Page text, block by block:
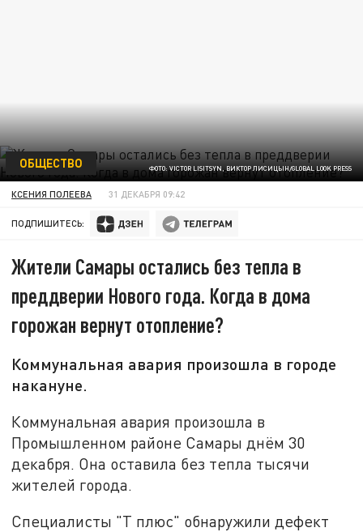
ФОТО: VICTOR LISITSYN, ВИКТОР ЛИСИЦЫН/GLOBAL LOOK PRESS
ОБЩЕСТВО
КСЕНИЯ ПОЛЕЕВА 31 ДЕКАБРЯ 09:42
ПОДПИШИТЕСЬ:
Жители Самары остались без тепла в
преддверии Нового года. Когда в дома
горожан вернут отопление?
Коммунальная авария произошла в городе
накануне.
Коммунальная авария произошла в
Промышленном районе Самары днём 30
декабря. Она оставила без тепла тысячи
жителей города.
Специалисты "Т плюс" обнаружили дефект